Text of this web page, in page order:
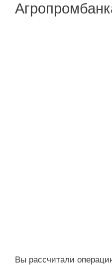
Вы рассчитали